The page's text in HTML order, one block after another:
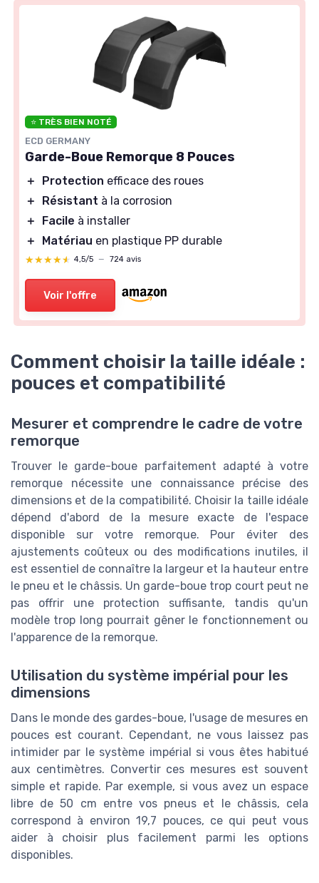
⭐ TRÈS BIEN NOTÉ
ECD GERMANY
Garde-Boue Remorque 8 Pouces
＋ Protection efficace des roues
＋
Résistant à la corrosion
＋
Facile à installer
＋
Matériau en plastique PP durable
★★★★★
★★★★★ 4,5/5 — 724 avis
Voir l'offre
Comment choisir la taille idéale :
pouces et compatibilité
Mesurer et comprendre le cadre de votre
remorque
Trouver le garde-boue parfaitement adapté à votre
remorque nécessite une connaissance précise des
dimensions et de la compatibilité. Choisir la taille idéale
dépend d'abord de la mesure exacte de l'espace
disponible sur votre remorque. Pour éviter des
ajustements coûteux ou des modifications inutiles, il
est essentiel de connaître la largeur et la hauteur entre
le pneu et le châssis. Un garde-boue trop court peut ne
pas offrir une protection suffisante, tandis qu'un
modèle trop long pourrait gêner le fonctionnement ou
l'apparence de la remorque.
Utilisation du système impérial pour les
dimensions
Dans le monde des gardes-boue, l'usage de mesures en
pouces est courant. Cependant, ne vous laissez pas
intimider par le système impérial si vous êtes habitué
aux centimètres. Convertir ces mesures est souvent
simple et rapide. Par exemple, si vous avez un espace
libre de 50 cm entre vos pneus et le châssis, cela
correspond à environ 19,7 pouces, ce qui peut vous
aider à choisir plus facilement parmi les options
disponibles.